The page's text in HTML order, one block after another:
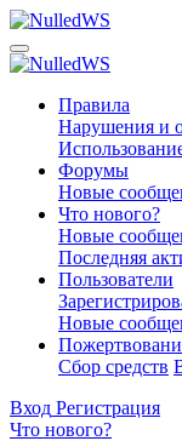
Правила
Нарушения и
Форумы
Новые
Что нового?
Новые
Последняя
Пользователи
Новые
Сбор средств
Вход Регистрация
Что нового?